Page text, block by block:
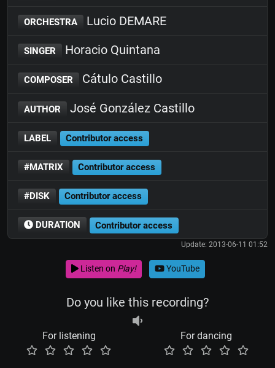
ORCHESTRA Lucio DEMARE
SINGER Horacio Quintana
COMPOSER Cátulo Castillo
AUTHOR José González Castillo
LABEL Contributor access
#MATRIX Contributor access
#DISK Contributor access
DURATION Contributor access
Update: 2013-06-11 01:52
Listen on Play! YouTube
Do you like this recording?
For listening For dancing